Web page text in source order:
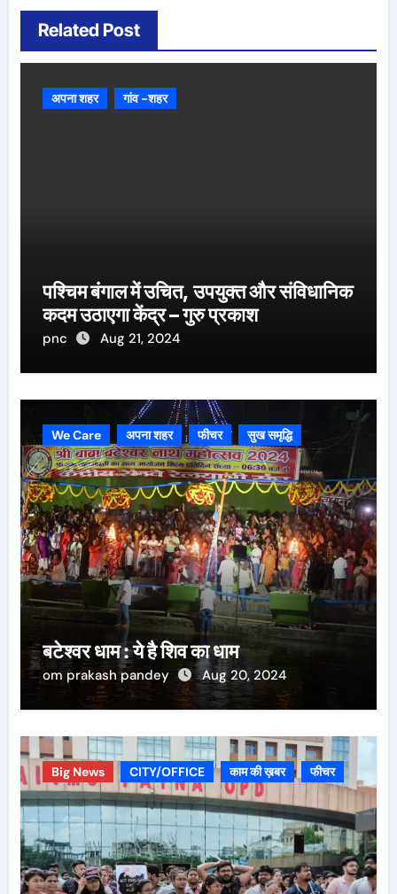
Related Post
अपना शहर गांव -शहर
पश्चिम बंगाल में उचित, उपयुक्त और संविधानिक
कदम उठाएगा केंद्र – गुरु प्रकाश
pnc Aug 21, 2024
We Care अपना शहर फीचर सुख समृद्धि
बटेश्वर धाम : ये है शिव का धाम
om prakash pandey Aug 20, 2024
Big News CITY/OFFICE काम की ख़बर फीचर